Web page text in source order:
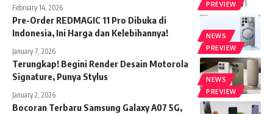
PREVIEW
February 14, 2026
NEWS
PREVIEW
Pre-Order REDMAGIC 11 Pro Dibuka di
Indonesia, Ini Harga dan Kelebihannya!
January 7, 2026
NEWS
PREVIEW
Terungkap! Begini Render Desain Motorola
Signature, Punya Stylus
January 2, 2026
Bocoran Terbaru Samsung Galaxy A07 5G,